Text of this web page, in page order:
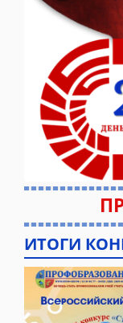
ИТОГИ